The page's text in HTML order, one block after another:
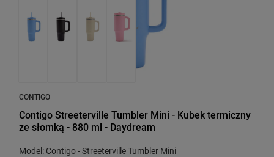
CONTIGO
Contigo Streeterville Tumbler Mini - Kubek termiczny
ze słomką - 880 ml - Daydream
Model: Contigo - Streeterville Tumbler Mini